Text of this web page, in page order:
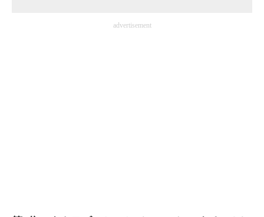
advertisement